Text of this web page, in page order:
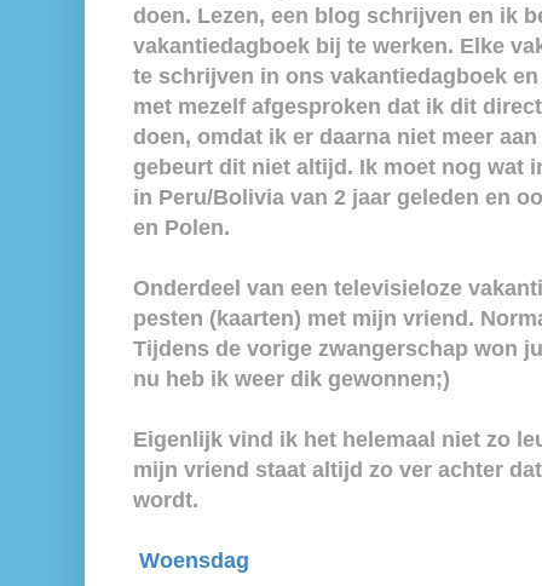
doen. Lezen, een blog schrijven en ik
vakantiedagboek bij te werken. Elke
te schrijven in ons vakantiedagboek
met mezelf afgesproken dat ik dit
doen, omdat ik er daarna niet meer
gebeurt dit niet altijd. Ik moet nog wat
in Peru/Bolivia van 2 jaar geleden en
en Polen.
Onderdeel van een televisieloze
pesten (kaarten) met mijn vriend.
Tijdens de vorige zwangerschap won
nu heb ik weer dik gewonnen;)
Eigenlijk vind ik het helemaal niet zo
mijn vriend staat altijd zo ver achter
wordt.
Woensdag